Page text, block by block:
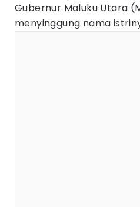
Gubernur Maluku Utara
menyinggung nama